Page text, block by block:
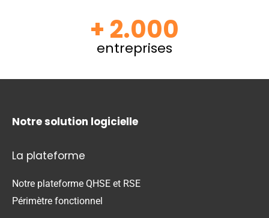
+ 2.000
entreprises
Notre solution logicielle
La plateforme
Notre plateforme QHSE et RSE
Périmètre fonctionnel